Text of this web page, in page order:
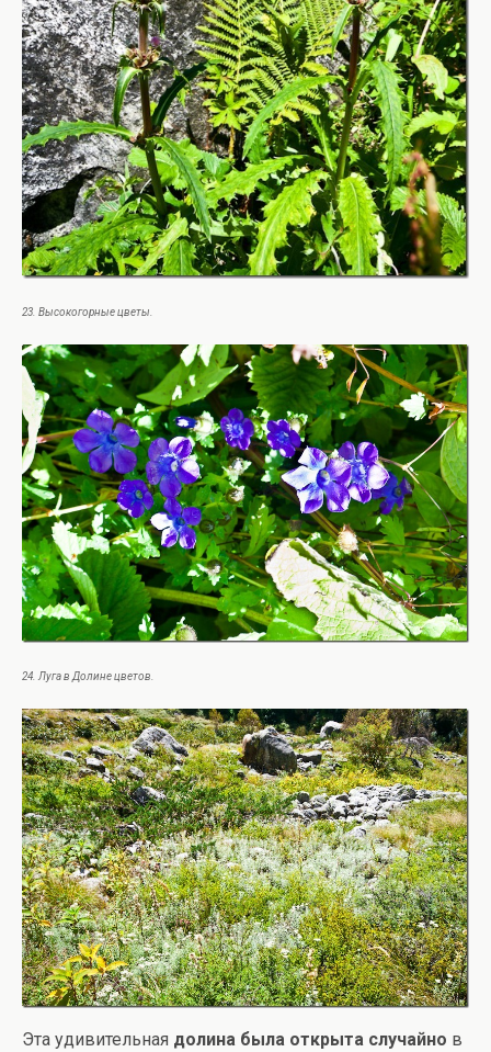
23. Высокогорные цветы.
24. Луга в Долине цветов.
Эта удивительная долина была открыта случайно в